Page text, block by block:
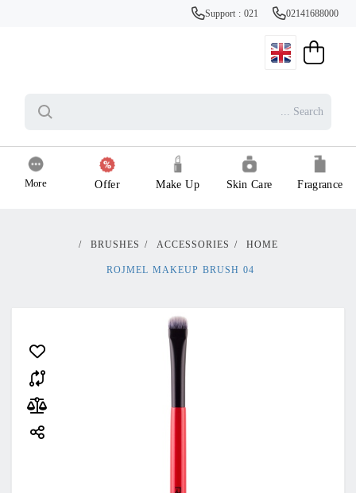
Support : 021 02141688000
Fragrance
Skin Care
Make Up
Offer
More
HOME
/
ACCESSORIES
/
BRUSHES
/
ROJMEL MAKEUP BRUSH 04